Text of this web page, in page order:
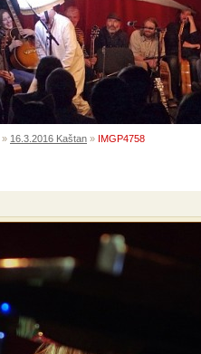
» 16.3.2016 Kaštan » IMGP4758